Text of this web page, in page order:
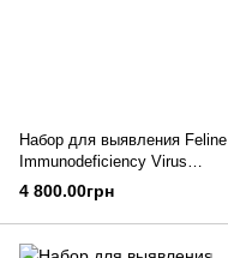
Набор для выявления Feline
Immunodeficiency Virus
методом ПЦР в реальном
времени, уп. 8 шт.
4 800.00грн